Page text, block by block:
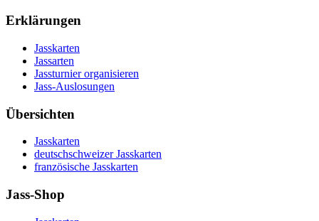
Erklärungen
Jasskarten
Jassarten
Jassturnier organisieren
Jass-Auslosungen
Übersichten
Jasskarten
deutschschweizer Jasskarten
französische Jasskarten
Jass-Shop